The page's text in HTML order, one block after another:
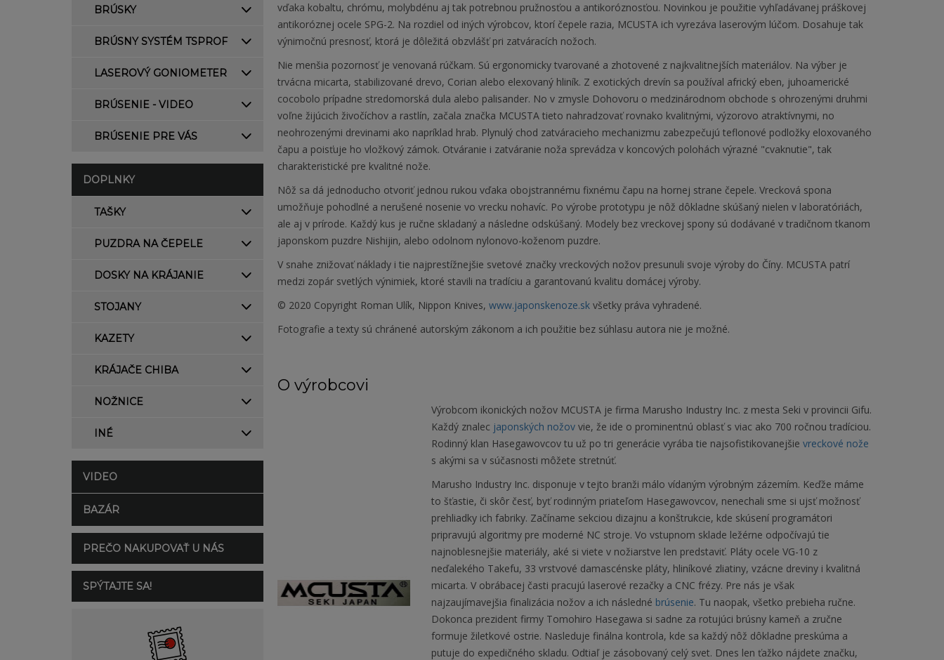
BRÚSKY
BRÚSNY SYSTÉM TSPROF
LASEROVÝ GONIOMETER
BRÚSENIE - VIDEO
BRÚSENIE PRE VÁS
DOPLNKY
TAŠKY
PUZDRA NA ČEPELE
DOSKY NA KRÁJANIE
STOJANY
KAZETY
KRÁJAČE CHIBA
NOŽNICE
INÉ
VIDEO
BAZÁR
PREČO NAKUPOVAŤ U NÁS
SPÝTAJTE SA!
vďaka kobaltu, chrómu, molybdénu aj tak potrebnou pružnosťou a antikoróznosťou. Novinkou je použitie vyhľadávanej práškovej
antikoróznej ocele SPG-2. Na rozdiel od iných výrobcov, ktorí čepele razia, MCUSTA ich vyrezáva laserovým lúčom. Dosahuje tak
výnimočnú presnosť, ktorá je dôležitá obzvlášť pri zatváracích nožoch.
Nie menšia pozornosť je venovaná rúčkam. Sú ergonomicky tvarované a zhotovené z najkvalitnejších materiálov. Na výber je
trvácna micarta, stabilizované drevo, Corian alebo elexovaný hliník. Z exotických drevín sa používal africký eben, juhoamerické
cocobolo prípadne stredomorská dula alebo palisander. No v zmysle Dohovoru o medzinárodnom obchode s ohrozenými druhmi
voľne žijúcich živočíchov a rastlín, začala značka MCUSTA tieto nahradzovať rovnako kvalitnými, výzorovo atraktívnymi, no
neohrozenými drevinami ako napríklad hrab. Plynulý chod zatváracieho mechanizmu zabezpečujú teflonové podložky eloxovaného
čapu a poisťuje ho vložkový zámok. Otváranie i zatváranie noža sprevádza v koncových polohách výrazné "cvaknutie", tak
charakteristické pre kvalitné nože.
Nôž sa dá jednoducho otvoriť jednou rukou vďaka obojstrannému fixnému čapu na hornej strane čepele. Vrecková spona
umožňuje pohodlné a nerušené nosenie vo vrecku nohavíc. Po výrobe prototypu je nôž dôkladne skúšaný nielen v laboratóriách,
ale aj v prírode. Každý kus je ručne skladaný a následne odskúšaný. Modely bez vreckovej spony sú dodávané v tradičnom tkanom
japonskom puzdre Nishijin, alebo odolnom nylonovo-koženom puzdre.
V snahe znižovať náklady i tie najprestížnejšie svetové značky vreckových nožov presunuli svoje výroby do Číny. MCUSTA patrí
medzi zopár svetlých výnimiek, ktoré stavili na tradíciu a garantovanú kvalitu domácej výroby.
© 2020 Copyright Roman Ulík, Nippon Knives, www.japonskenoze.skvšetky práva vyhradené.
Fotografie a texty sú chránené autorským zákonom a ich použitie bez súhlasu autora nie je možné.
O výrobcovi
Výrobcom ikonických nožov MCUSTA je firma Marusho Industry Inc. z mesta Seki v provincii Gifu.
Každý znalec japonských nožovvie, že ide o prominentnú oblasť s viac ako 700 ročnou tradíciou.
Rodinný klan Hasegawovcov tu už po tri generácie vyrába tie najsofistikovanejšie vreckové nože
s akými sa v súčasnosti môžete stretnúť.
Marusho Industry Inc. disponuje v tejto branži málo vídaným výrobným zázemím. Keďže máme
to šťastie, či skôr česť, byť rodinným priateľom Hasegawovcov, nenechali sme si ujsť možnosť
prehliadky ich fabriky. Začíname sekciou dizajnu a konštrukcie, kde skúsení programátori
pripravujú algoritmy pre moderné NC stroje. Vo vstupnom sklade ležérne odpočívajú tie
najnoblesnejšie materiály, aké si viete v nožiarstve len predstaviť. Pláty ocele VG-10 z
neďalekého Takefu, 33 vrstvové damascénske pláty, hliníkové zliatiny, vzácne dreviny i kvalitná
micarta. V obrábacej časti pracujú laserové rezačky a CNC frézy. Pre nás je však
najzaujímavejšia finalizácia nožov a ich následné brúsenie. Tu naopak, všetko prebieha ručne.
Dokonca prezident firmy Tomohiro Hasegawa si sadne za rotujúci brúsny kameň a zručne
formuje žiletkové ostrie. Nasleduje finálna kontrola, kde sa každý nôž dôkladne preskúma a
putuje do expedičného skladu. Odtiaľ je zásobovaný celý svet. Dnes len ťažko nájdete značku,